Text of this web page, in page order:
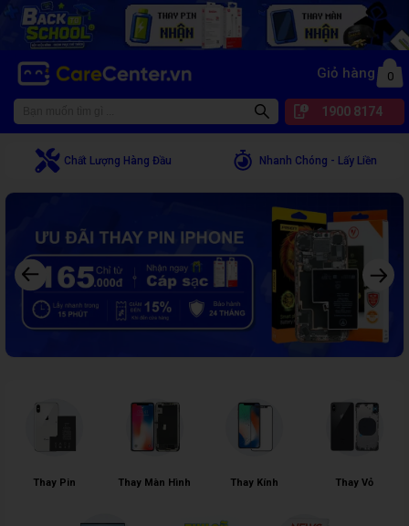
Giỏ hàng 0
1900 8174
Dịch Vụ Uy Tín Bảo Mật Dữ Liệu
Thay Pin Thay Màn Hình Thay Kính Thay Vỏ
CareCenter - Sửa điện thoại, laptop giá rẻ chất lượng tại TPHCM